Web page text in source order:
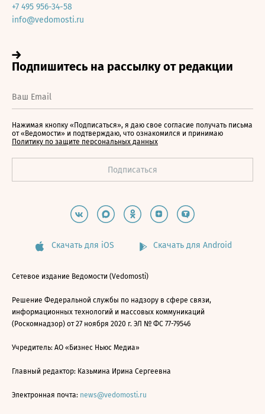
+7 495 956-34-58
info@vedomosti.ru
Нажимая кнопку «Подписаться», я даю свое согласие получать письма
от «Ведомости» и подтверждаю, что ознакомился и принимаю
Политику по защите персональных данных
Скачать для iOS Скачать для Android
Сетевое издание Ведомости (Vedomosti)
Решение Федеральной службы по надзору в сфере связи,
информационных технологий и массовых коммуникаций
(Роскомнадзор) от 27 ноября 2020 г. ЭЛ № ФС 77-79546
Учредитель: АО «Бизнес Ньюс Медиа»
Главный редактор: Казьмина Ирина Сергеевна
Электронная почта: news@vedomosti.ru